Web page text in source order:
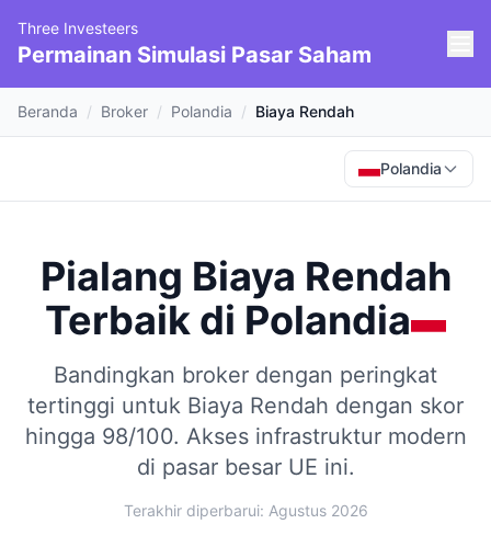
Three Investeers
Permainan Simulasi Pasar Saham
Beranda / Broker / Polandia / Biaya Rendah
Polandia
Pialang Biaya Rendah
Terbaik di Polandia
Bandingkan broker dengan peringkat
tertinggi untuk Biaya Rendah dengan skor
hingga 98/100. Akses infrastruktur modern
di pasar besar UE ini.
Terakhir diperbarui: Agustus 2026